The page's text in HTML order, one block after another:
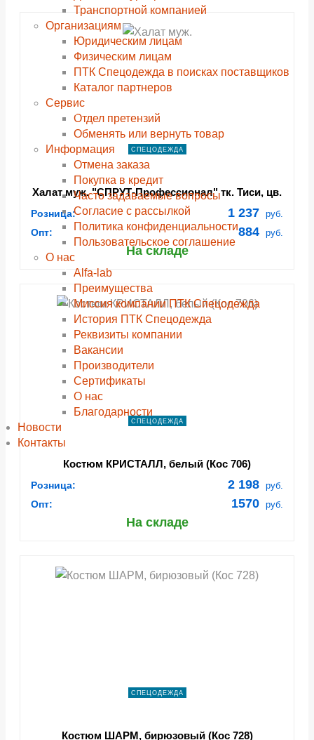
Транспортной компанией
Организациям
Юридическим лицам
Физическим лицам
ПТК Спецодежда в поисках поставщиков
Каталог партнеров
Сервис
Отдел претензий
Обменять или вернуть товар
Информация
Отмена заказа
Покупка в кредит
Часто задаваемые вопросы
Согласие с рассылкой
Политика конфиденциальности
Пользовательское соглашение
О нас
Alfa-lab
Преимущества
Миссия компании ПТК Спецодежда
История ПТК Спецодежда
Реквизиты компании
Вакансии
Производители
Сертификаты
О нас
Благодарности
Новости
Контакты
СПЕЦОДЕЖДА
Халат муж. "СПРУТ-Профессионал" тк. Тиси, цв.
белый (00000105535)
Розница: 1 237 руб.
Опт: 884 руб.
На складе
СПЕЦОДЕЖДА
Костюм КРИСТАЛЛ, белый (Кос 706)
Розница: 2 198 руб.
Опт: 1570 руб.
На складе
СПЕЦОДЕЖДА
Костюм ШАРМ, бирюзовый (Кос 728)